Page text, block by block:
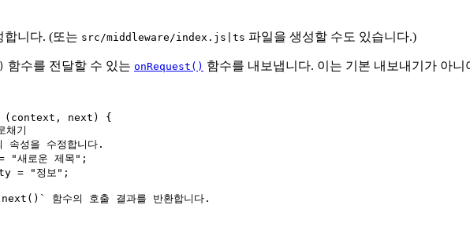
합니다. (또는 src/middleware/index.js|ts 파일을 생성할 수도 있습니다.)
함수를 전달할 수 있는 onRequest() 함수를 내보냅니다. 이는 기본 내보내기가 아니
( context , next )
{
기
성을 수정합니다.
"새로운 제목 " ;
= " 정보 " ;
함수의 호출 결과를 반환합니다.